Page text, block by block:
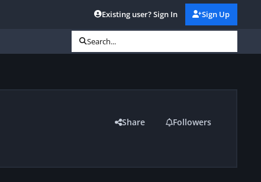
Existing user? Sign In Sign Up
Search...
Share Followers